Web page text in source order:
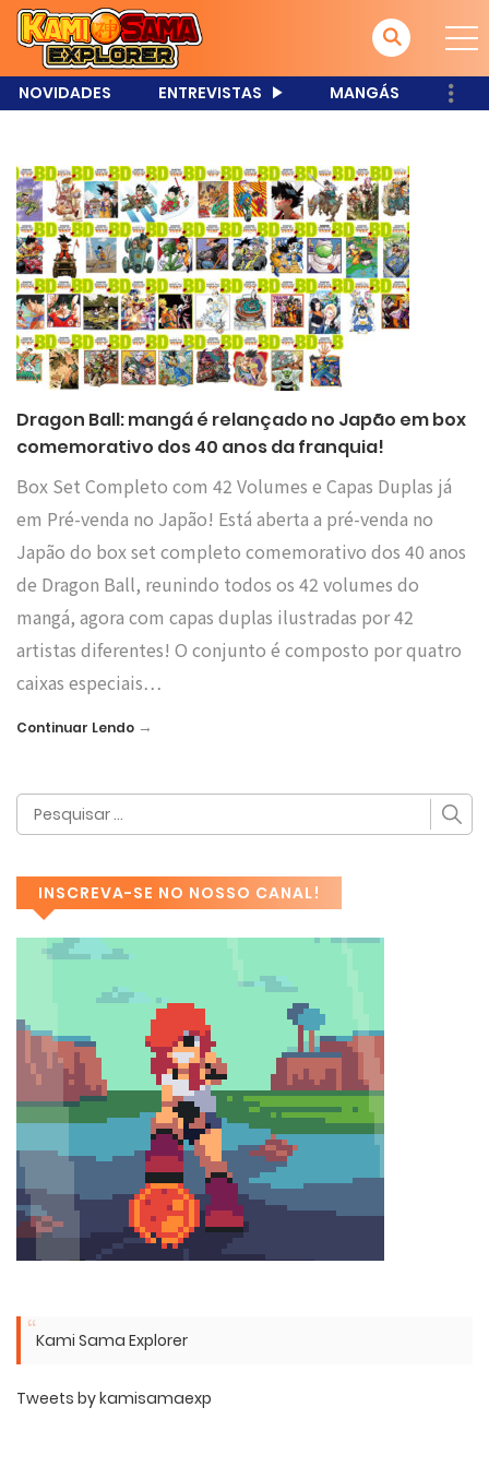
NOVIDADES ENTREVISTAS MANGÁS
Dragon Ball: mangá é relançado no Japão em box
comemorativo dos 40 anos da franquia!
Box Set Completo com 42 Volumes e Capas Duplas já
em Pré-venda no Japão! Está aberta a pré-venda no
Japão do box set completo comemorativo dos 40 anos
de Dragon Ball, reunindo todos os 42 volumes do
mangá, agora com capas duplas ilustradas por 42
artistas diferentes! O conjunto é composto por quatro
caixas especiais…
Continuar Lendo →
INSCREVA-SE NO NOSSO CANAL!
Kami Sama Explorer
Tweets by kamisamaexp